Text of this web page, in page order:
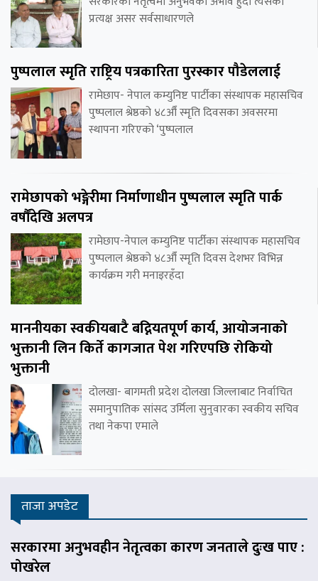
प्रत्यक्ष असर सर्वसाधारणले
पुष्पलाल स्मृति राष्ट्रिय पत्रकारिता पुरस्कार पौडेललाई
रामेछाप- नेपाल कम्युनिष्ट पार्टीका संस्थापक महासचिव
पुष्पलाल श्रेष्ठको ४८औँ स्मृति दिवसका अवसरमा
स्थापना गरिएको ‘पुष्पलाल
रामेछापको भङ्गेरीमा निर्माणाधीन पुष्पलाल स्मृति पार्क
वर्षौंदेखि अलपत्र
रामेछाप-नेपाल कम्युनिष्ट पार्टीका संस्थापक महासचिव
पुष्पलाल श्रेष्ठको ४८औँ स्मृति दिवस देशभर विभिन्न
कार्यक्रम गरी मनाइरहँदा
माननीयका स्वकीयबाटै बद्नियतपूर्ण कार्य, आयोजनाको
भुक्तानी लिन किर्ते कागजात पेश गरिएपछि रोकियो
भुक्तानी
दोलखा- बागमती प्रदेश दोलखा जिल्लाबाट निर्वाचित
समानुपातिक सांसद उर्मिला सुनुवारका स्वकीय सचिव
तथा नेकपा एमाले
ताजा अपडेट
सरकारमा अनुभवहीन नेतृत्वका कारण जनताले दुःख पाए :
पोखरेल